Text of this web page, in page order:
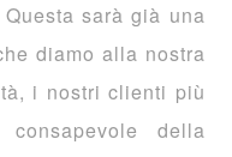
sarà già una
diamo alla nostra
i nostri clienti più
della